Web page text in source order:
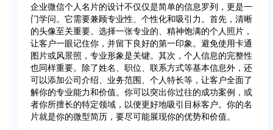
企业微信个人名片的设计不仅仅是简单的信息罗列，更是一
门学问。它需要兼顾专业性、个性化和吸引力。首先，清晰
的头像至关重要。选择一张专业的、精神饱满的个人照片，
让客户一眼记住你，并留下良好的第一印象。避免使用卡通
图片或风景照，专业形象是关键。其次，个人信息的完整性
也同样重要。除了姓名、职位、联系方式等基本信息外，还
可以添加公司介绍、业务范围、个人特长等，让客户全面了
解你的专业能力和价值。你可以突出你过往的成功案例，或
者你所擅长的特定领域，以便更好地吸引目标客户。你的名
片就是你的微型简历，要尽可能展现你的优势和价值。